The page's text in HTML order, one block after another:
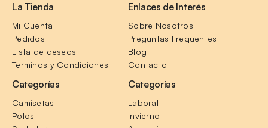
La Tienda
Mi Cuenta
Pedidos
Lista de deseos
Terminos y Condiciones
Enlaces de Interés
Sobre Nosotros
Preguntas Frequentes
Blog
Contacto
Categorías
Camisetas
Polos
Categorías
Laboral
Invierno